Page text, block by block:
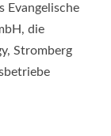
Evangelische
die
Stromberg